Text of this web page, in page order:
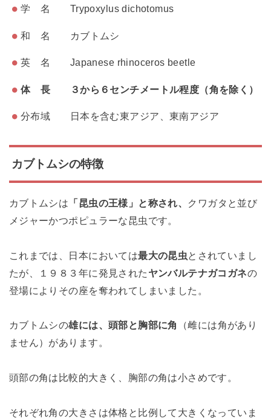
学 名 Trypoxylus dichotomus
和 名 カブトムシ
英 名 Japanese rhinoceros beetle
体 長 ３から６センチメートル程度（角を除く）
分布域 日本を含む東アジア、東南アジア
カブトムシの特徴
カブトムシは 「昆虫の王様」と称され、 クワガタと並び
メジャーかつポピュラーな昆虫です。
これまでは、日本においては最大の昆虫とされていまし
たが、１９８３年に発見された ヤンバルテナガコガネの
登場によりその座を奪われてしまいました。
カブトムシの雄には、頭部と胸部に角
（雌には角があり
ません）があります。
頭部の角は比較的大きく、胸部の角は小さめです。
それぞれ角の大きさは体格と比例して大きくなっていま